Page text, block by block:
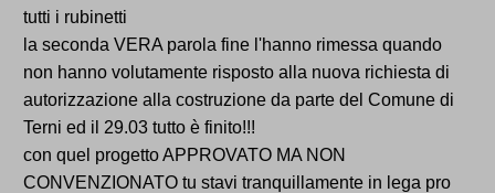
tutti i rubinetti
la seconda VERA parola fine l'hanno rimessa quando
non hanno volutamente risposto alla nuova richiesta di
autorizzazione alla costruzione da parte del Comune di
Terni ed il 29.03 tutto è finito!!!
con quel progetto APPROVATO MA NON
CONVENZIONATO tu stavi tranquillamente in lega pro